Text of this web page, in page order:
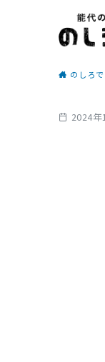
のしろ
2024年